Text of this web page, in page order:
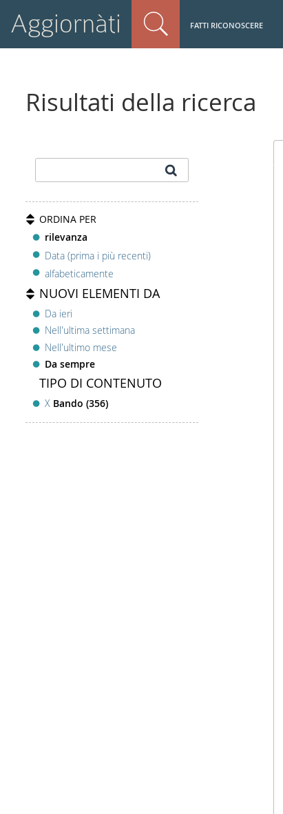
Aggiornàti FATTI RICONOSCERE
Risultati della ricerca
ORDINA PER
rilevanza
Data (prima i più recenti)
alfabeticamente
NUOVI ELEMENTI DA
Da ieri
Nell'ultima settimana
Nell'ultimo mese
Da sempre
TIPO DI CONTENUTO
X Bando (356)